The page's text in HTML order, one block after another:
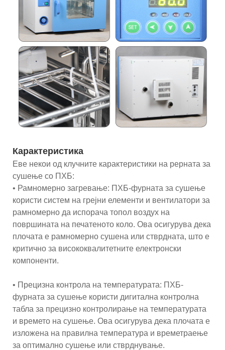
Карактеристика
Еве некои од клучните карактеристики на рерната за
сушење со ПХБ:
• Рамномерно загревање: ПХБ-фурната за сушење
користи систем на грејни елементи и вентилатори за
рамномерно да испорача топол воздух на
површината на печатеното коло. Ова осигурува дека
плочата е рамномерно сушена или стврдната, што е
критично за висококвалитетните електронски
компоненти.
• Прецизна контрола на температурата: ПХБ-
фурната за сушење користи дигитална контролна
табла за прецизно контролирање на температурата
и времето на сушење. Ова осигурува дека плочата е
изложена на правилна температура и времетраење
за оптимално сушење или стврднување.